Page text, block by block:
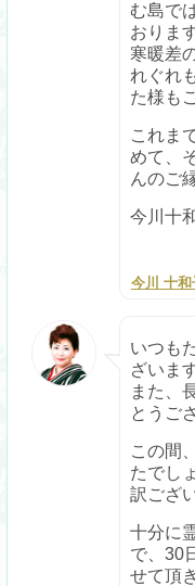
む島で
おりま
寒暖差
れぐれ
た様も
これま
めて、
んのご
今川十
今川 十和
いつも
ざいま
また、
とうご
この間
たでし
訳ござ
十分に
で、30
せて頂